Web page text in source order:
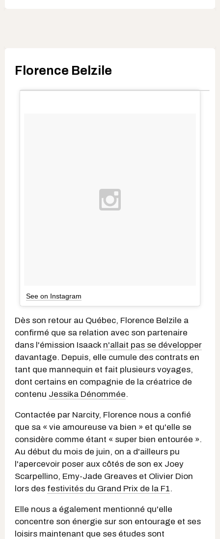
Florence Belzile
See on Instagram
Dès son retour au Québec, Florence Belzile a
confirmé que sa relation avec son partenaire
dans l'émission Isaack n'allait pas se développer
davantage. Depuis, elle cumule des contrats en
tant que mannequin et fait plusieurs voyages,
dont certains en compagnie de la créatrice de
contenu Jessika Dénommée.
Contactée par Narcity, Florence nous a confié
que sa « vie amoureuse va bien » et qu'elle se
considère comme étant « super bien entourée ».
Au début du mois de juin, on a d'ailleurs pu
l'apercevoir poser aux côtés de son ex Joey
Scarpellino, Emy-Jade Greaves et Olivier Dion
lors des festivités du Grand Prix de la F1.
Elle nous a également mentionné qu'elle
concentre son énergie sur son entourage et ses
loisirs maintenant que ses études sont